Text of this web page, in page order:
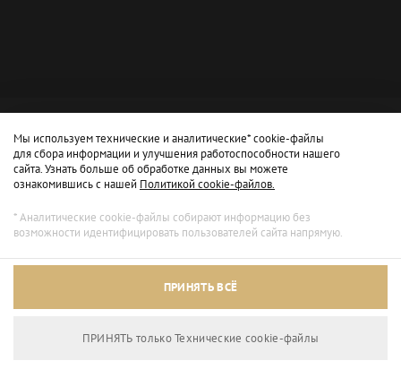
Архивный режим
Мы используем технические и аналитические* cookie-файлы
для сбора информации и улучшения работоспособности нашего
сайта. Узнать больше об обработке данных вы можете
ознакомившись с нашей Политикой cookie-файлов.
* Аналитические cookie-файлы собирают информацию без
возможности идентифицировать пользователей сайта напрямую.
ПРИНЯТЬ ВСЁ
ПРИНЯТЬ только Технические сookie-файлы